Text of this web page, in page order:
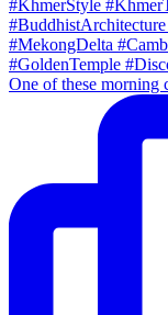
One of these morning